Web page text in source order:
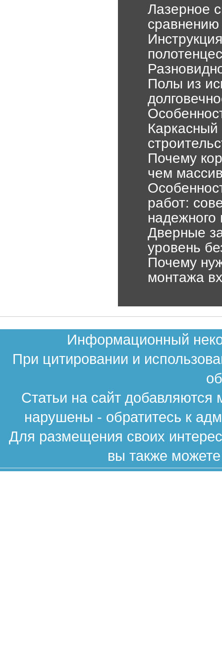
Лазерное
Полы из
Почему
чем
работ:
надежного
Дверные
уровень
Почему
монтажа
Информационный
При цитировании и
Статьи на сайт
нарушены - обратитесь к
Для размещения своих
вы также